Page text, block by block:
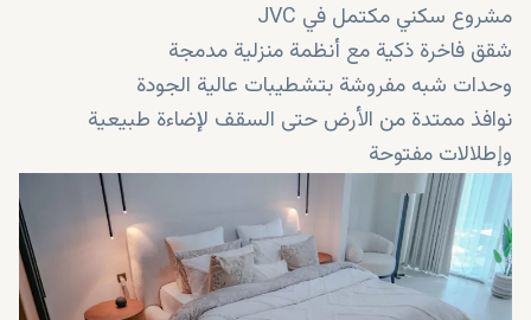
مشروع سكني مكتمل في JVC
شقق فاخرة ذكية مع أنظمة منزلية مدمجة
وحدات شبه مفروشة بتشطيبات عالية الجودة
نوافذ ممتدة من الأرض حتى السقف لإضاءة طبيعية
وإطلالات مفتوحة
مساحات واسعة بتصاميم عصرية
شرفات زجاجية بتصميم حديث
أنظمة تحكم ذكية للإضاءة ودرجة الحرارة والأمان
وحدات مختارة مع تراسات خاصة وإطلالات مميزة